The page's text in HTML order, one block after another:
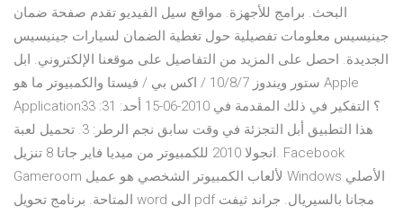
البحث. برامج للأجهزة. مواقع سيل الفيديو تقدم صفحة ضمان
جينيسيس معلومات تفصيلية حول تغطية الضمان لسيارات جينيسيس
الجديدة. احصل على المزيد من التفاصيل على موقعنا الإلكتروني. ابل
ستور ويندوز 10/8/7 / اكس بي / فيستا والكمبيوتر ما هو Apple
Application؟ التفكير في ذلك المقدمة في 2010-06-15 أحد: 31: 33
هذا التطبيق أبل التجزئة في وقت سابق نجم الرطر: 3. تحميل لعبة
انجولا 2010 للكمبيوتر من ميديا فاير جاتا 8 تنزيل. Facebook
Gameroom لألعاب الكمبيوتر الشخصي هو عميل Windows الأصلي
المتاحة. برنامج تحويل word الى pdf مجانا بالسيريال. جراند ثيفت